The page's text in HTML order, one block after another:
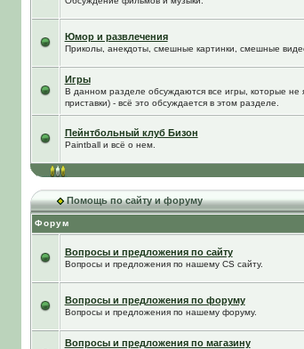
Юмор и развлечения
Приколы, анекдоты, смешные картинки, смешные
Игры
В данном разделе обсуждаются все игры, которые не
приставки) - всё это обсуждается в этом разделе.
Пейнтбольный клуб Бизон
Paintball и всё о нем.
Помощь по сайту и форуму
Форум
Вопросы и предложения по сайту
Вопросы и предложения по нашему CS сайту.
Вопросы и предложения по форуму
Вопросы и предложения по нашему форуму.
Вопросы и предложения по магазину